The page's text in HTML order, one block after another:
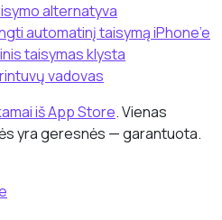
alternatyva
automatinį taisymą iPhone’e
taisymas klysta
vadovas
iš App Store. Vienas
yra geresnės — garantuota.